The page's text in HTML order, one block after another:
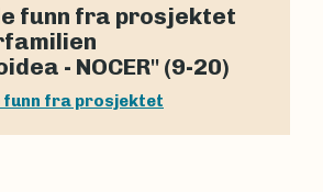
funn fra prosjektet
- NOCER" (9-20)
funn fra prosjektet